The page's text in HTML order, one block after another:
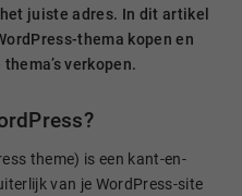
juiste adres. In dit artikel
thema kopen en
verkopen.
theme) is een kant-en-
van je WordPress-site